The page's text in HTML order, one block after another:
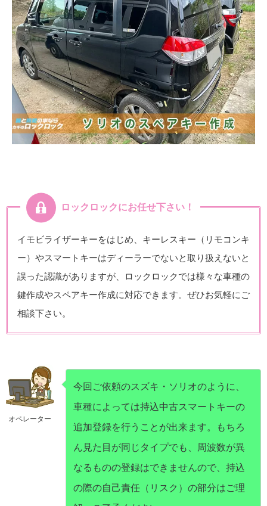
ロックロックにお任せ下さい！
イモビライザーキーをはじめ、キーレスキー（リモコンキ
ー）やスマートキーはディーラーでないと取り扱えないと
誤った認識がありますが、ロックロックでは様々な車種の
鍵作成やスペアキー作成に対応できます。ぜひお気軽にご
相談下さい。
オペレーター
今回ご依頼のスズキ・ソリオのように、
車種によっては持込中古スマートキーの
追加登録を行うことが出来ます。もちろ
ん見た目が同じタイプでも、周波数が異
なるものの登録はできませんので、持込
の際の自己責任（リスク）の部分はご理